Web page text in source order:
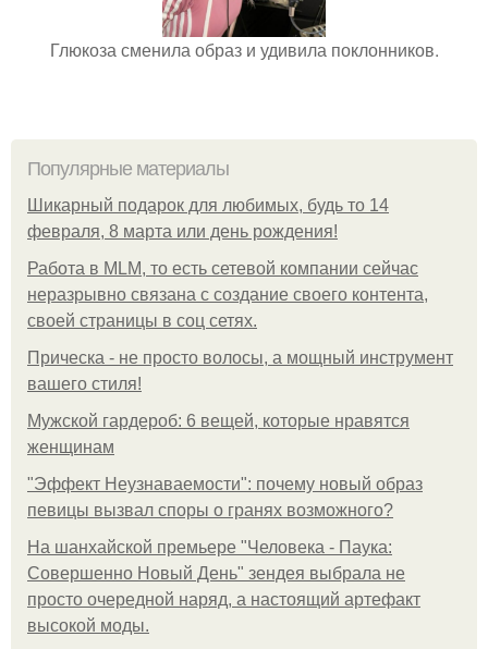
Глюкоза сменила образ и удивила поклонников.
Популярные материалы
Шикарный подарок для любимых, будь то 14
февраля, 8 марта или день рождения!
Работа в MLM, то есть сетевой компании сейчас
неразрывно связана с создание своего контента,
своей страницы в соц сетях.
Прическа - не просто волосы, а мощный инструмент
вашего стиля!
Мужской гардероб: 6 вещей, которые нравятся
женщинам
"Эффект Неузнаваемости": почему новый образ
певицы вызвал споры о гранях возможного?
На шанхайской премьере "Человека - Паука:
Совершенно Новый День" зендея выбрала не
просто очередной наряд, а настоящий артефакт
высокой моды.